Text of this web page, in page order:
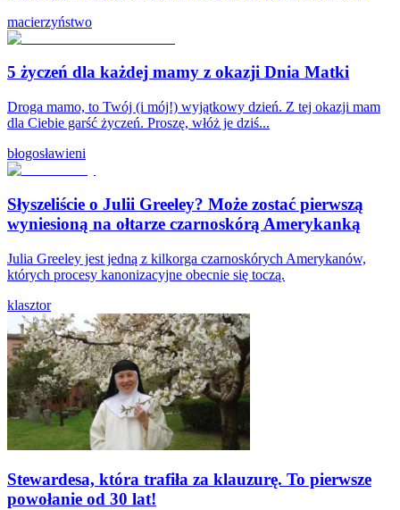
macierzyństwo
5 życzeń dla każdej mamy z okazji Dnia Matki
Droga mamo, to Twój (i mój!) wyjątkowy dzień. Z tej okazji mam
dla Ciebie garść życzeń. Proszę, włóż je dziś...
błogosławieni
Słyszeliście o Julii Greeley? Może zostać pierwszą
wyniesioną na ołtarze czarnoskórą Amerykanką
Julia Greeley jest jedną z kilkorga czarnoskórych Amerykanów,
których procesy kanonizacyjne obecnie się toczą.
klasztor
Stewardesa, która trafiła za klauzurę. To pierwsze
powołanie od 30 lat!